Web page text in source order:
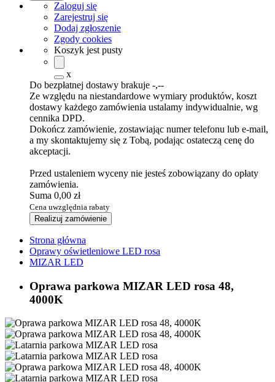
Zaloguj się
Zarejestruj się
Dodaj zgłoszenie
Zgody cookies
Koszyk jest pusty
x
Do bezpłatnej dostawy brakuje -,--
Ze względu na niestandardowe wymiary produktów, koszt
dostawy każdego zamówienia ustalamy indywidualnie, wg
cennika DPD.
Dokończ zamówienie, zostawiając numer telefonu lub e-mail,
a my skontaktujemy się z Tobą, podając ostateczą cenę do
akceptacji.
Przed ustaleniem wyceny nie jesteś zobowiązany do opłaty
zamówienia.
Suma 0,00 zł
Cena uwzględnia rabaty
Realizuj zamówienie
Strona główna
Oprawy oświetleniowe LED rosa
MIZAR LED
Oprawa parkowa MIZAR LED rosa 48,
4000K